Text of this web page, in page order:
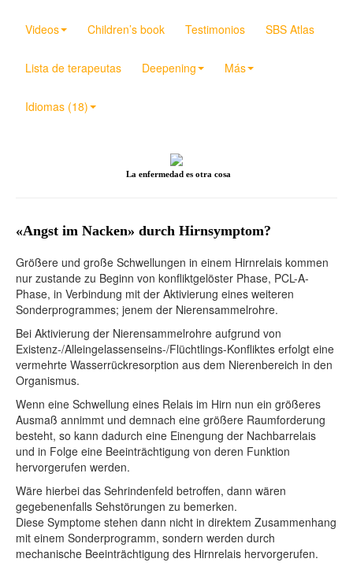
Videos Children’s book Testimonios SBS Atlas
Lista de terapeutas Deepening Más
Idiomas (18)
La enfermedad es otra cosa
«Angst im Nacken» durch Hirnsymptom?
Größere und große Schwellungen in einem Hirnrelais kommen
nur zustande zu Beginn von konfliktgelöster Phase, PCL-A-
Phase, in Verbindung mit der Aktivierung eines weiteren
Sonderprogrammes; jenem der Nierensammelrohre.
Bei Aktivierung der Nierensammelrohre aufgrund von
Existenz-/Alleingelassenseins-/Flüchtlings-Konfliktes erfolgt eine
vermehrte Wasserrückresorption aus dem Nierenbereich in den
Organismus.
Wenn eine Schwellung eines Relais im Hirn nun ein größeres
Ausmaß annimmt und demnach eine größere Raumforderung
besteht, so kann dadurch eine Einengung der Nachbarrelais
und in Folge eine Beeinträchtigung von deren Funktion
hervorgerufen werden.
Wäre hierbei das Sehrindenfeld betroffen, dann wären
gegebenenfalls Sehstörungen zu bemerken.
Diese Symptome stehen dann nicht in direktem Zusammenhang
mit einem Sonderprogramm, sondern werden durch
mechanische Beeinträchtigung des Hirnrelais hervorgerufen.